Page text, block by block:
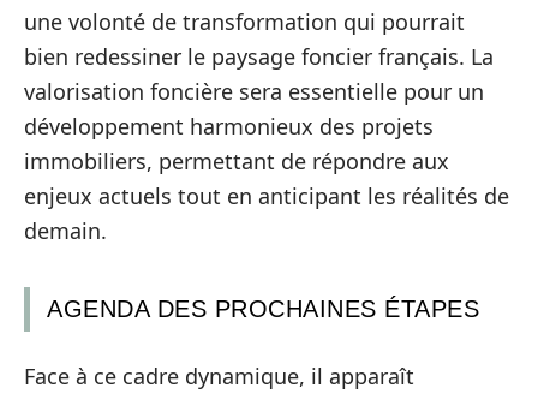
une volonté de transformation qui pourrait
bien redessiner le paysage foncier français. La
valorisation foncière sera essentielle pour un
développement harmonieux des projets
immobiliers, permettant de répondre aux
enjeux actuels tout en anticipant les réalités de
demain.
AGENDA DES PROCHAINES ÉTAPES
Face à ce cadre dynamique, il apparaît